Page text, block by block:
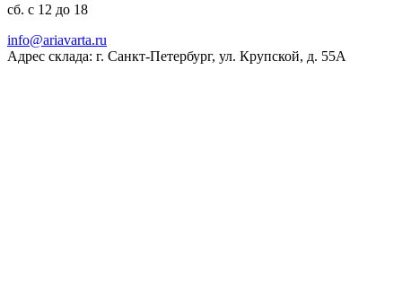
сб. с 12 до 18
ur.atravaira@ofni
Адрес склада: г. Санкт-Петербург, ул. Крупской, д. 55А